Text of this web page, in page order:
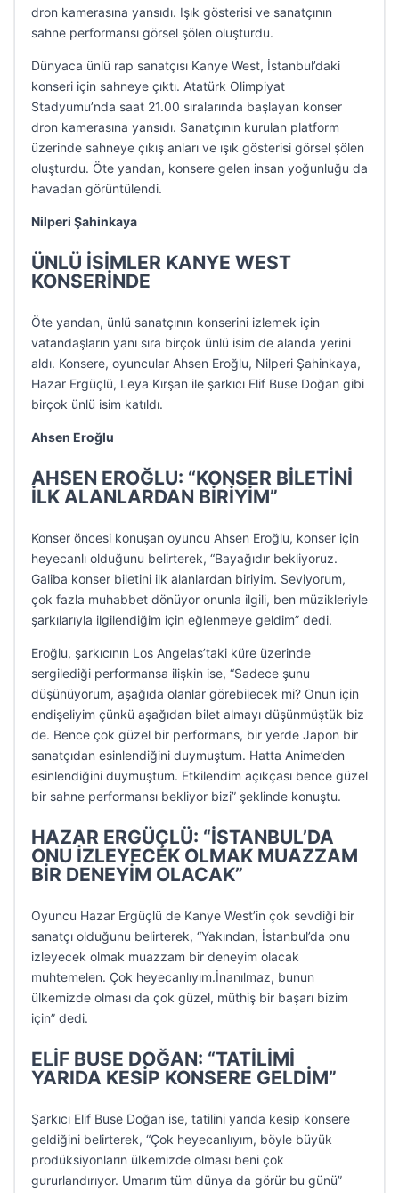
dron kamerasına yansıdı. Işık gösterisi ve sanatçının
sahne performansı görsel şölen oluşturdu.
Dünyaca ünlü rap sanatçısı Kanye West, İstanbul’daki
konseri için sahneye çıktı. Atatürk Olimpiyat
Stadyumu’nda saat 21.00 sıralarında başlayan konser
dron kamerasına yansıdı. Sanatçının kurulan platform
üzerinde sahneye çıkış anları ve ışık gösterisi görsel şölen
oluşturdu. Öte yandan, konsere gelen insan yoğunluğu da
havadan görüntülendi.
Nilperi Şahinkaya
ÜNLÜ İSİMLER KANYE WEST
KONSERİNDE
Öte yandan, ünlü sanatçının konserini izlemek için
vatandaşların yanı sıra birçok ünlü isim de alanda yerini
aldı. Konsere, oyuncular Ahsen Eroğlu, Nilperi Şahinkaya,
Hazar Ergüçlü, Leya Kırşan ile şarkıcı Elif Buse Doğan gibi
birçok ünlü isim katıldı.
Ahsen Eroğlu
AHSEN EROĞLU: “KONSER BİLETİNİ
İLK ALANLARDAN BİRİYİM”
Konser öncesi konuşan oyuncu Ahsen Eroğlu, konser için
heyecanlı olduğunu belirterek, “Bayağıdır bekliyoruz.
Galiba konser biletini ilk alanlardan biriyim. Seviyorum,
çok fazla muhabbet dönüyor onunla ilgili, ben müzikleriyle
şarkılarıyla ilgilendiğim için eğlenmeye geldim” dedi.
Eroğlu, şarkıcının Los Angelas’taki küre üzerinde
sergilediği performansa ilişkin ise, “Sadece şunu
düşünüyorum, aşağıda olanlar görebilecek mi? Onun için
endişeliyim çünkü aşağıdan bilet almayı düşünmüştük biz
de. Bence çok güzel bir performans, bir yerde Japon bir
sanatçıdan esinlendiğini duymuştum. Hatta Anime’den
esinlendiğini duymuştum. Etkilendim açıkçası bence güzel
bir sahne performansı bekliyor bizi” şeklinde konuştu.
HAZAR ERGÜÇLÜ: “İSTANBUL’DA
ONU İZLEYECEK OLMAK MUAZZAM
BİR DENEYİM OLACAK”
Oyuncu Hazar Ergüçlü de Kanye West’in çok sevdiği bir
sanatçı olduğunu belirterek, “Yakından, İstanbul’da onu
izleyecek olmak muazzam bir deneyim olacak
muhtemelen. Çok heyecanlıyım.İnanılmaz, bunun
ülkemizde olması da çok güzel, müthiş bir başarı bizim
için” dedi.
ELİF BUSE DOĞAN: “TATİLİMİ
YARIDA KESİP KONSERE GELDİM”
Şarkıcı Elif Buse Doğan ise, tatilini yarıda kesip konsere
geldiğini belirterek, “Çok heyecanlıyım, böyle büyük
prodüksiyonların ülkemizde olması beni çok
gururlandırıyor. Umarım tüm dünya da görür bu günü”